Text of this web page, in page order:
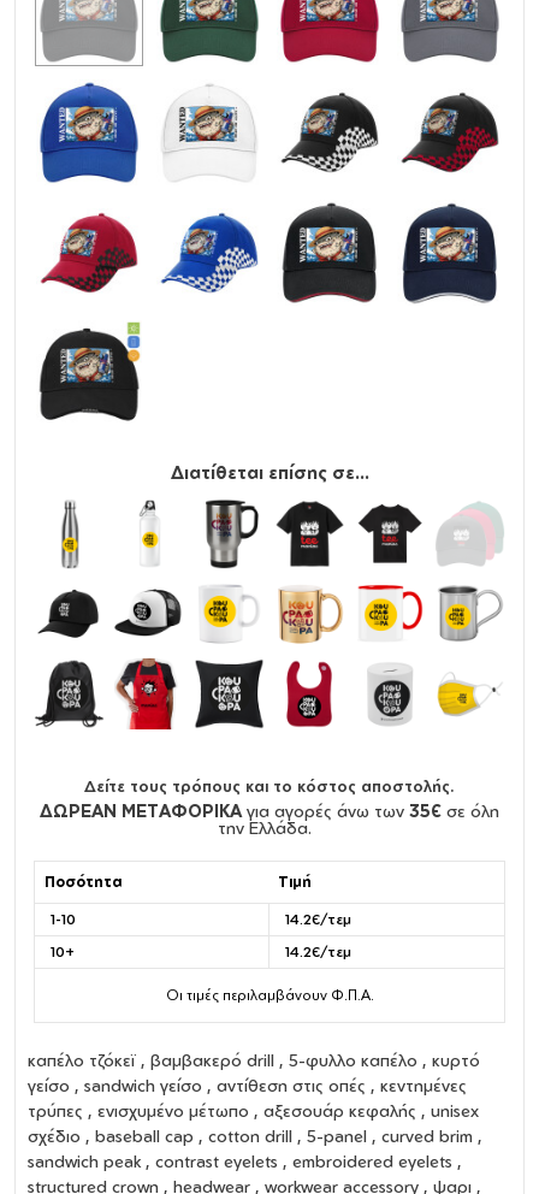
Διατίθεται επίσης σε...
Δείτε τους τρόπους και το κόστος αποστολής.
ΔΩΡΕΑΝ ΜΕΤΑΦΟΡΙΚΑ για αγορές άνω των 35€ σε όλη
την Ελλάδα.
Ποσότητα Τιμή
1-10
14.2€/τεμ
10+
14.2€/τεμ
Οι τιμές περιλαμβάνουν Φ.Π.Α.
καπέλο τζόκεϊ , βαμβακερό drill , 5-φυλλο καπέλο , κυρτό
γείσο , sandwich γείσο , αντίθεση στις οπές , κεντημένες
τρύπες , ενισχυμένο μέτωπο , αξεσουάρ κεφαλής , unisex
σχέδιο , baseball cap , cotton drill , 5-panel , curved brim ,
sandwich peak , contrast eyelets , embroidered eyelets ,
structured crown , headwear , workwear accessory , ψαρι ,